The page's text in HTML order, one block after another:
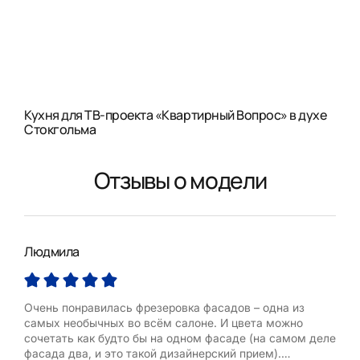
Кухня для ТВ-проекта «Квартирный Вопрос» в духе
Стокгольма
Отзывы о модели
Людмила
Очень понравилась фрезеровка фасадов – одна из
самых необычных во всём салоне. И цвета можно
сочетать как будто бы на одном фасаде (на самом деле
фасада два, и это такой дизайнерский прием).